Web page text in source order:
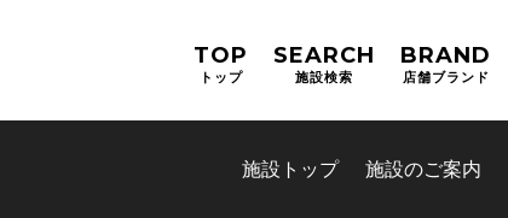
TOP
トップ
SEARCH
施設検索
BRAND
店舗ブランド
施設トップ 施設のご案内